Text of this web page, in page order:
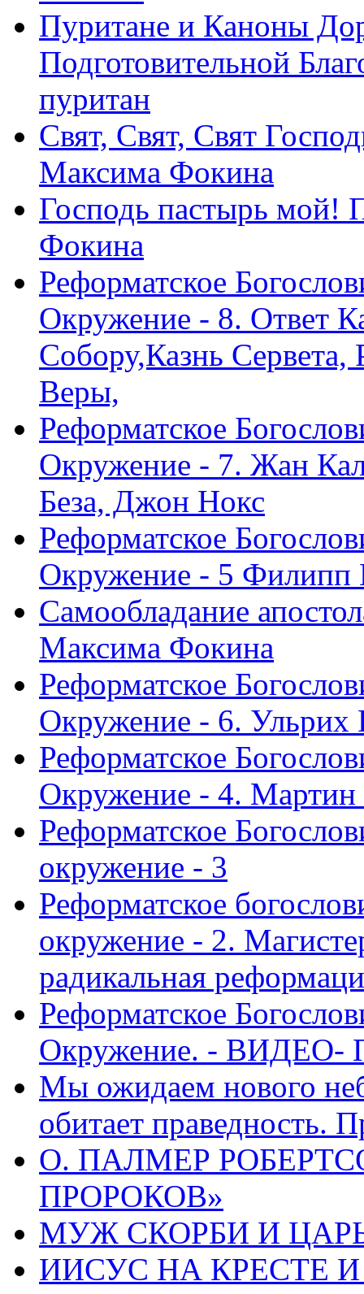
Пуритане и Каноны
Подготовительной
пуритан
Свят, Свят, Свят
Максима Фокина
Господь пастырь мой!
Фокина
Реформатское
Окружение - 8. Ответ
Собору,Казнь Сервета,
Веры,
Реформатское
Окружение - 7. Жан
Беза, Джон Нокс
Реформатское
Окружение - 5 Филипп
Самообладание
Максима Фокина
Реформатское
Окружение - 6. Ульрих
Реформатское
Окружение - 4.
Реформатское
окружение - 3
Реформатское
окружение - 2.
радикальная
Реформатское
Окружение. - ВИДЕО-
Мы ожидаем нового
обитает праведность.
О. ПАЛМЕР
ПРОРОКОВ»
МУЖ СКОРБИ И ЦАРЬ
ИИСУС НА КРЕСТЕ